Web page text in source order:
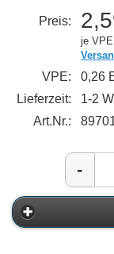
Preis:
je
VPE:
0,26
Lieferzeit:
1-2
Art.Nr.:
-